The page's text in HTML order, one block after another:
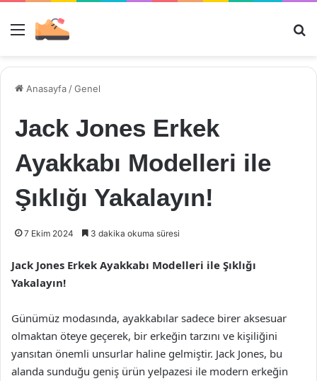
Menü
Anasayfa /Genel
Jack Jones Erkek
Ayakkabı Modelleri ile
Şıklığı Yakalayın!
7 Ekim 2024 3 dakika okuma süresi
Jack Jones Erkek Ayakkabı Modelleri ile Şıklığı
Yakalayın!
Günümüz modasında, ayakkabılar sadece birer aksesuar
olmaktan öteye geçerek, bir erkeğin tarzını ve kişiliğini
yansıtan önemli unsurlar haline gelmiştir. Jack Jones, bu
alanda sunduğu geniş ürün yelpazesi ile modern erkeğin